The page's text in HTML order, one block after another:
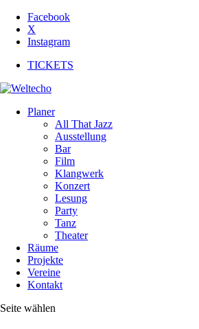
Facebook
X
Instagram
TICKETS
Planer
All That Jazz
Ausstellung
Bar
Film
Klangwerk
Konzert
Lesung
Party
Tanz
Theater
Räume
Projekte
Vereine
Kontakt
Seite wählen